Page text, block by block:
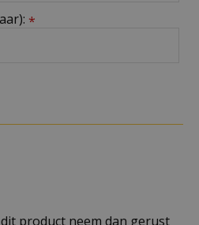
*
product neem dan gerust